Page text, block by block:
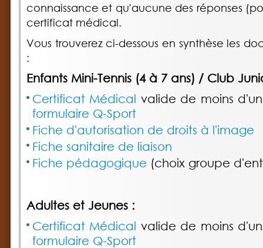
connaissance et qu'aucune des réponses
certificat médical.
Vous trouverez ci-dessous en synthèse les
:
Enfants Mini-Tennis (4 à 7 ans) / Club
Certificat Médical valide de moins
formulaire Q-Sport
Fiche d'autorisation de droits à l'image
Fiche sanitaire de liaison
Fiche pédagogique (choix groupe
Adultes et Jeunes :
Certificat Médical valide de moins
formulaire Q-Sport